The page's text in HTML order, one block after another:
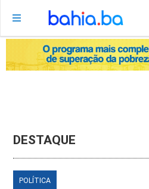
DESTAQUE
POLÍTICA